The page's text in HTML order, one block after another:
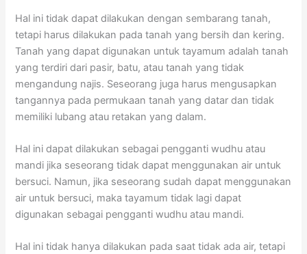
Hal ini tidak dapat dilakukan dengan sembarang tanah,
tetapi harus dilakukan pada tanah yang bersih dan kering.
Tanah yang dapat digunakan untuk tayamum adalah tanah
yang terdiri dari pasir, batu, atau tanah yang tidak
mengandung najis. Seseorang juga harus mengusapkan
tangannya pada permukaan tanah yang datar dan tidak
memiliki lubang atau retakan yang dalam.
Hal ini dapat dilakukan sebagai pengganti wudhu atau
mandi jika seseorang tidak dapat menggunakan air untuk
bersuci. Namun, jika seseorang sudah dapat menggunakan
air untuk bersuci, maka tayamum tidak lagi dapat
digunakan sebagai pengganti wudhu atau mandi.
Hal ini tidak hanya dilakukan pada saat tidak ada air, tetapi